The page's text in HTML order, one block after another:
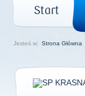
Start
Jesteś w: Strona Główna